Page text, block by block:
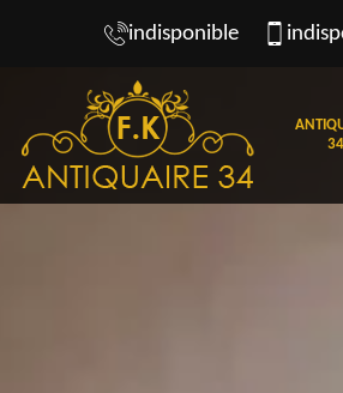
indisponible
34